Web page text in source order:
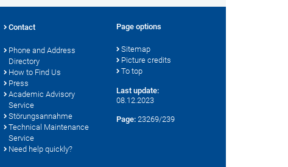
Contact
Phone and Address
Directory
How to Find Us
Press
Academic Advisory
Service
Störungsannahme
Technical Maintenance
Service
Need help quickly?
Page options
Sitemap
Picture credits
To top
Last update:
08.12.2023
Page: 23269/239